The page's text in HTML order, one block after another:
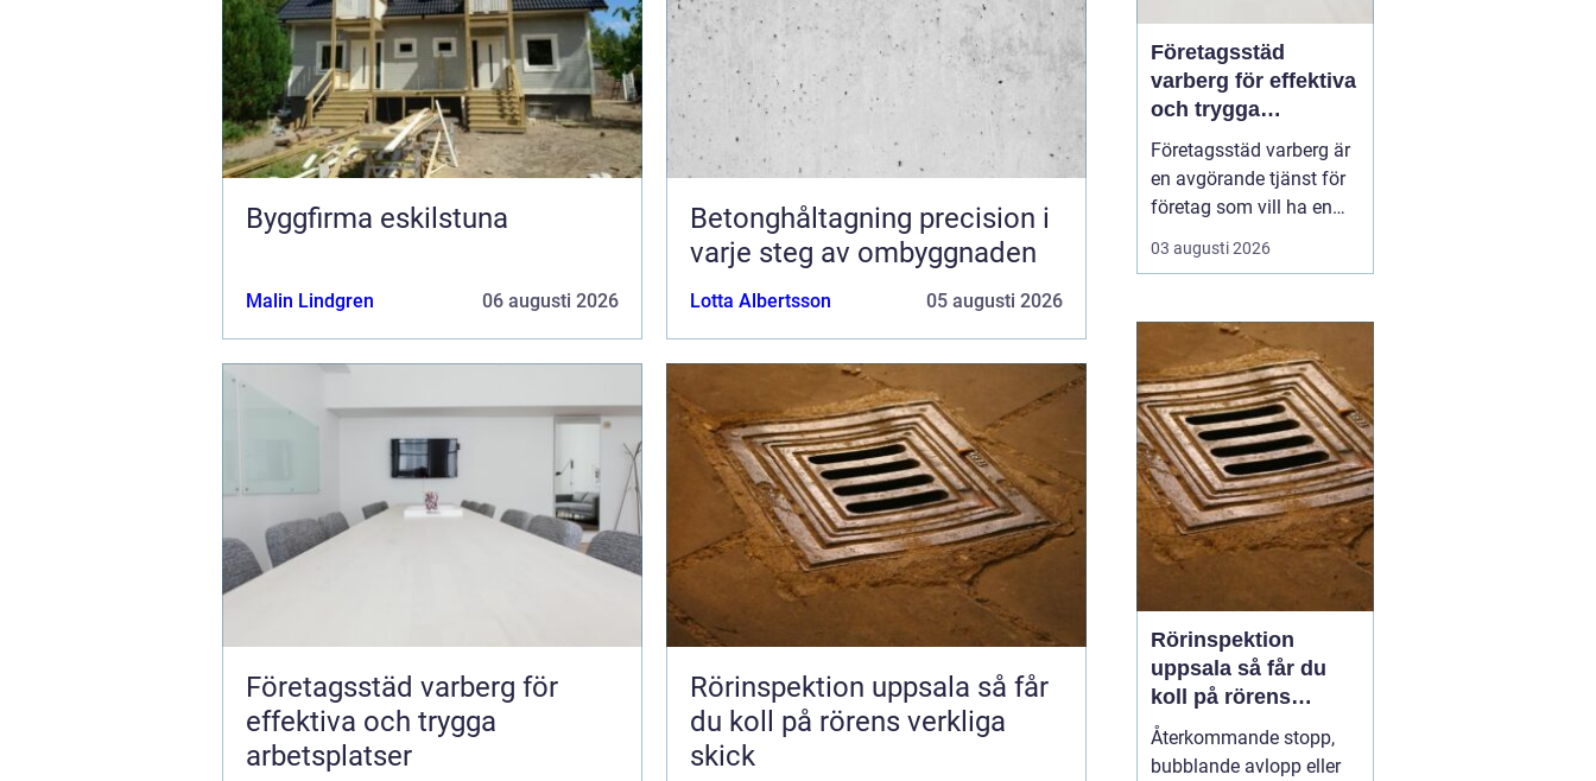
Byggfirma eskilstuna
Malin Lindgren 06 augusti 2026
Betonghåltagning precision i
varje steg av ombyggnaden
Lotta Albertsson 05 augusti 2026
Företagsstäd varberg för
effektiva och trygga
arbetsplatser
Rörinspektion uppsala så får
du koll på rörens verkliga
skick
Företagsstäd
varberg för effektiva
och trygga
arbetsplatser
Företagsstäd varberg är
en avgörande tjänst för
företag som vill ha en
ren, trygg och
professionell
välstädad lokal skapar
inte bara ett bättre
intryck för kunder och
samarbetspartners, utan
påverkar även
medarbetarnas fokus,
hälsa oc...
03 augusti 2026
Rörinspektion
uppsala så får du
koll på rörens
verkliga skick
Återkommande stopp,
bubblande avlopp eller